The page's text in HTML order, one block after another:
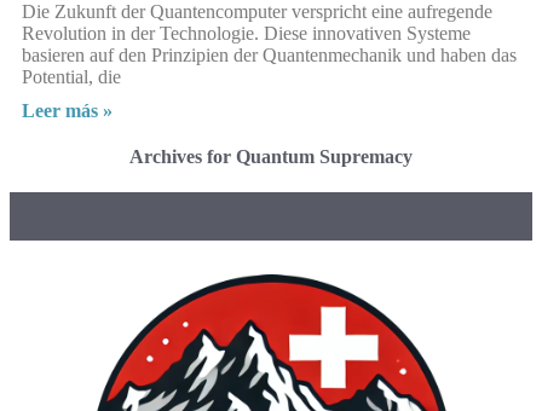
Die Zukunft der Quantencomputer verspricht eine aufregende
Revolution in der Technologie. Diese innovativen Systeme
basieren auf den Prinzipien der Quantenmechanik und haben das
Potential, die
Leer más »
Archives for Quantum Supremacy